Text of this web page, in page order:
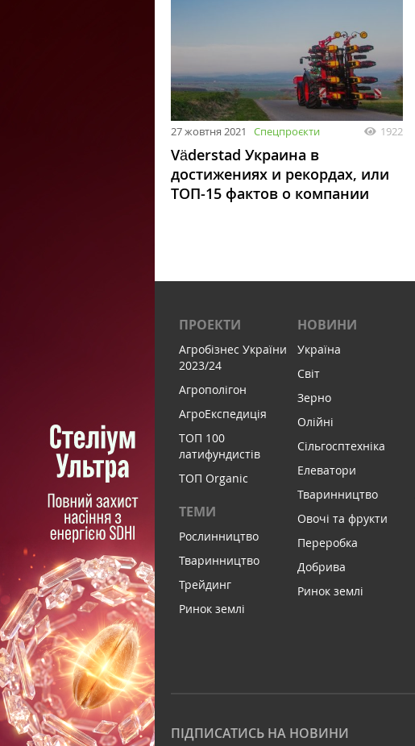
27 жовтня 2021 Спецпроєкти 1922
Väderstad Украина в
достижениях и рекордах, или
ТОП-15 фактов о компании
ПРОЕКТИ
Агробізнес України
2023/24
Агрополігон
АгроЕкспедиція
ТОП 100
латифундистів
ТОП Organic
ТЕМИ
Рослинництво
Тваринництво
Трейдинг
Ринок землі
НОВИНИ
Україна
Світ
Зерно
Олійні
Сільгосптехніка
Елеватори
Тваринництво
Овочі та фрукти
Переробка
Добрива
Ринок землі
ПІДПИСАТИСЬ НА НОВИНИ